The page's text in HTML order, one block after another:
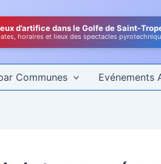
d’artifice dans le Golfe de Saint-
horaires et lieux des spectacles
Communes Evénements